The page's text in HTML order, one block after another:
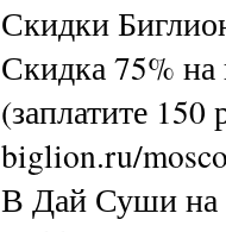
Скидки
Скидка 75%
(заплатите
biglion.ru/
В Дай Суши на